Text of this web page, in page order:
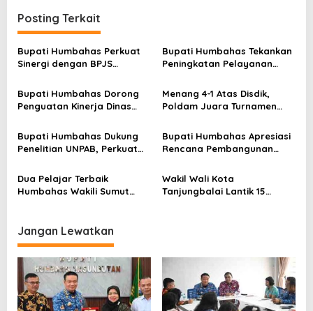
g
a
s
i
p
o
s
Posting Terkait
Bupati Humbahas Perkuat
Sinergi dengan BPJS
Perluas Perlindungan
Pekerja
Bupati Humbahas Tekankan
Peningkatan Pelayanan
Utamakan Profesionalisme
dan Integritas
Bupati Humbahas Dorong
Penguatan Kinerja Dinas
SDM Berkualitas
Menang 4-1 Atas Disdik,
Poldam Juara Turnamen
Bupati Humbahas Dukung
Penelitian UNPAB, Perkuat
Toba
Bupati Humbahas Apresiasi
Rencana Pembangunan
Marbun Pollung
Dua Pelajar Terbaik
Humbahas Wakili Sumut
Wakil Wali Kota
Tanjungbalai Lantik 15
Jangan Lewatkan